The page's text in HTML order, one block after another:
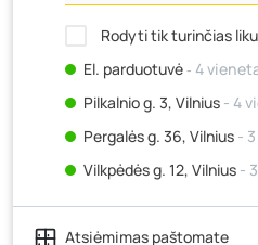
Rodyti tik turinčias
El. parduotuvė‐ 4
Pilkalnio g. 3, Vilnius - 4
Pergalės g. 36, Vilnius -
Vilkpėdės g. 12, Vilnius -
Ateities g. 15, Vilnius- 4
Kauno r., Narsiečių k.,
Atsiėmimas paštomate